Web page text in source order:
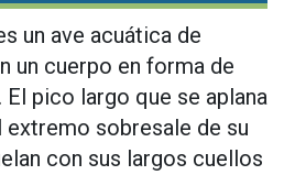
un ave acuática de
un cuerpo en forma de
El pico largo que se aplana
extremo sobresale de su
con sus largos cuellos